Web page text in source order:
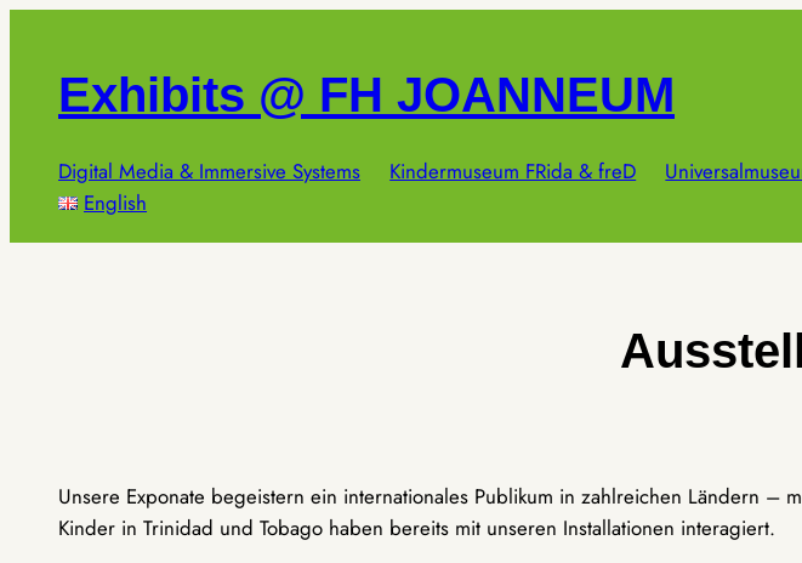
springenExhibits @ FH JOANNEUM
Digital Media & Immersive Systems Kindermuseum FRida & freD
English
Unsere Exponate begeistern ein internationales Publikum in zahlreichen Ländern –
Kinder in Trinidad und Tobago haben bereits mit unseren Installationen interagiert.